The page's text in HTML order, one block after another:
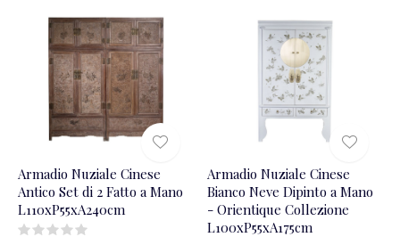
Armadio Nuziale Cinese
Antico Set di 2 Fatto a Mano
L110xP55xA240cm
Armadio Nuziale Cinese
Bianco Neve Dipinto a Mano
- Orientique Collezione
L100xP55xA175cm